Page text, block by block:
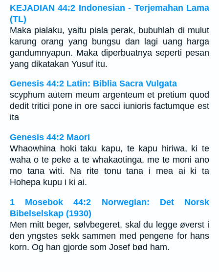
KEJADIAN 44:2 Indonesian - Terjemahan Lama
(TL)
Maka pialaku, yaitu piala perak, bubuhlah di mulut
karung orang yang bungsu dan lagi uang harga
gandumnyapun. Maka diperbuatnya seperti pesan
yang dikatakan Yusuf itu.
Genesis 44:2 Latin: Biblia Sacra Vulgata
scyphum autem meum argenteum et pretium quod
dedit tritici pone in ore sacci iunioris factumque est
ita
Genesis 44:2 Maori
Whaowhina hoki taku kapu, te kapu hiriwa, ki te
waha o te peke a te whakaotinga, me te moni ano
mo tana witi. Na rite tonu tana i mea ai ki ta
Hohepa kupu i ki ai.
1 Mosebok 44:2 Norwegian: Det Norsk
Bibelselskap (1930)
Men mitt beger, sølvbegeret, skal du legge øverst i
den yngstes sekk sammen med pengene for hans
korn. Og han gjorde som Josef bød ham.